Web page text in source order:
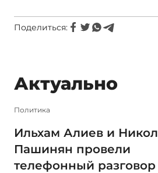
Поделиться:
Актуально
Политика
Ильхам Алиев и Никол
Пашинян провели
телефонный разговор